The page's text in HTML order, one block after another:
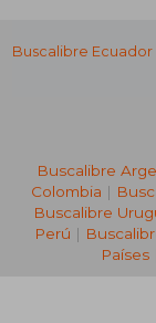
Buscalibre Ecuador
Buscalibre
Colombia |
Buscalibre
Perú |
Países